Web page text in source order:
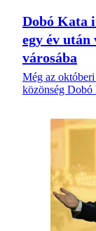
Dobó Kata
egy év
városába
Még az
közönség Dobó